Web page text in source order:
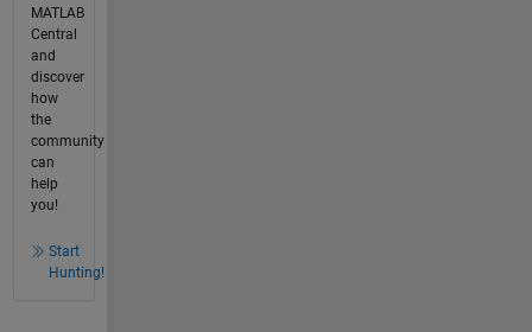
MATLAB
Central
and
discover
how
the
community
can
help
you!
Start
Hunting!